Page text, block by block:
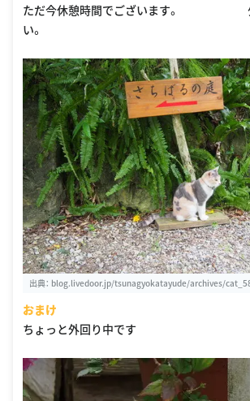
ただ今休憩時間でございます。 少
い。
出典： blog.livedoor.jp/tsunagyokatayude/archives/
おまけ
ちょっと外回り中です